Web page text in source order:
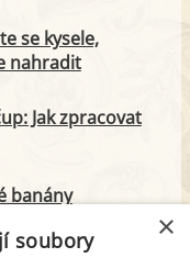
se kysele,
nahradit
Jak zpracovat
banány
×
soubory